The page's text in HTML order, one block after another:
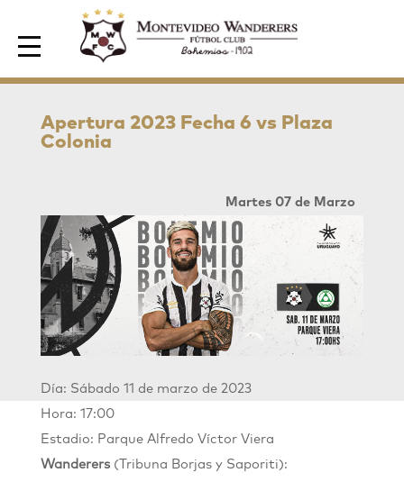
Area de Socios
Apertura 2023 Fecha 6 vs Plaza
Colonia
Martes 07 de Marzo
Día: Sábado 11 de marzo de 2023
Hora: 17:00
Estadio: Parque Alfredo Víctor Viera
Wanderers(Tribuna Borjas y Saporiti):